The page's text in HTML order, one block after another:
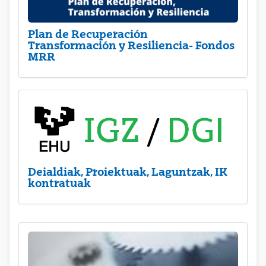
Plan de Recuperación
Transformación y Resiliencia- Fondos
MRR
Deialdiak, Proiektuak, Laguntzak, IK
kontratuak